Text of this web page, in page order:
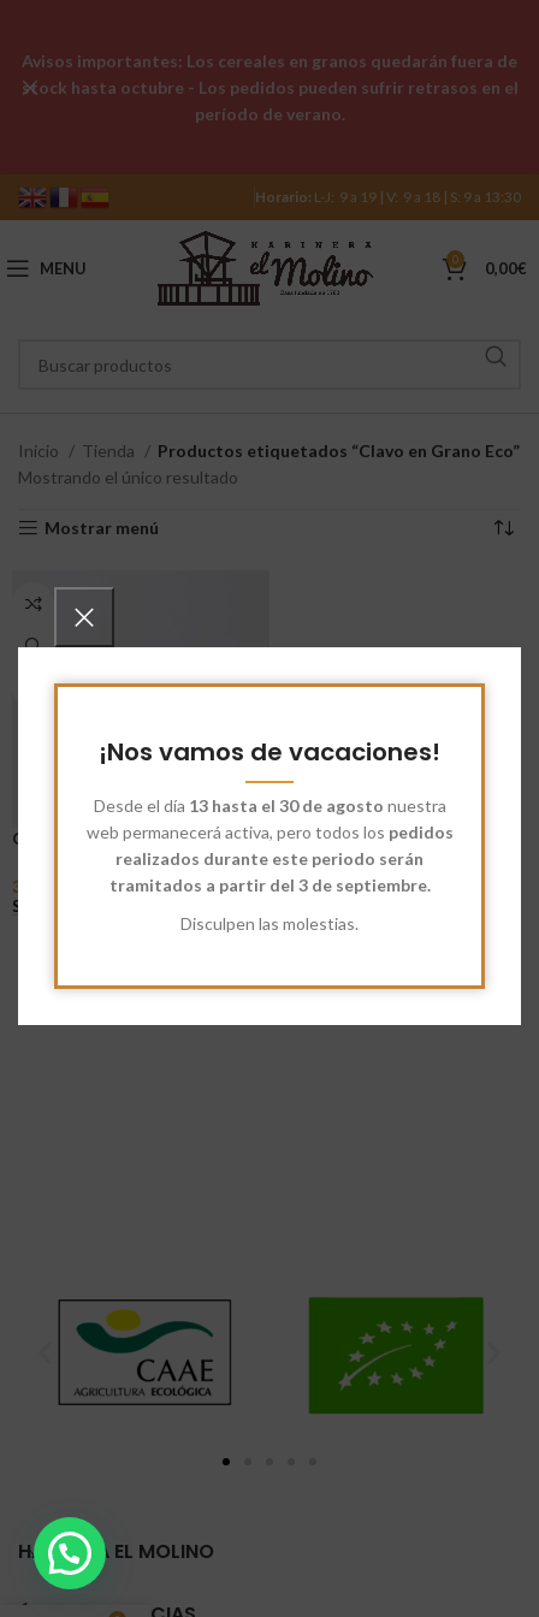
¡Nos vamos de vacaciones!
Desde el día 13 hasta el 30 de agosto nuestra
web permanecerá activa, pero todos los pedidos
realizados durante este periodo serán
tramitados a partir del 3 de septiembre.
Disculpen las molestias.
Horario: L-J: 9 a 19 | V: 9 a 18 | S: 9 a 13:30
MENU 0 0,00€
Inicio Tienda
Productos etiquetados “Clavo en Grano Eco”
Mostrando el único resultado
Mostrar menú
Clavo en Grano Eco
3,55 €
Seleccionar Opciones
HARINERA EL MOLINO
Avisos importantes: Los cereales en granos quedarán fuera de
stock hasta octubre - Los pedidos pueden sufrir retrasos en el
período de verano.